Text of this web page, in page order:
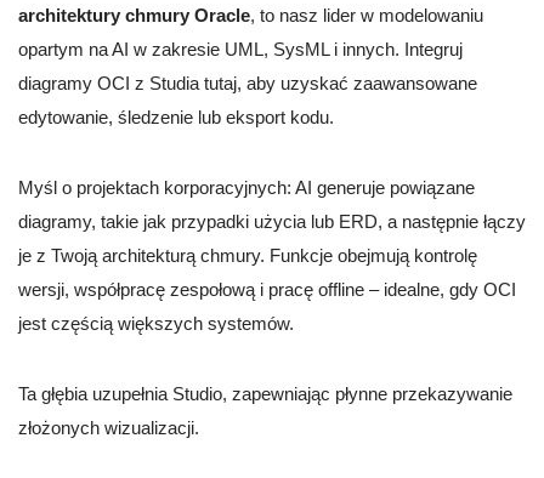
architektury chmury Oracle, to nasz lider w modelowaniu
opartym na AI w zakresie UML, SysML i innych. Integruj
diagramy OCI z Studia tutaj, aby uzyskać zaawansowane
edytowanie, śledzenie lub eksport kodu.
Myśl o projektach korporacyjnych: AI generuje powiązane
diagramy, takie jak przypadki użycia lub ERD, a następnie łączy
je z Twoją architekturą chmury. Funkcje obejmują kontrolę
wersji, współpracę zespołową i pracę offline – idealne, gdy OCI
jest częścią większych systemów.
Ta głębia uzupełnia Studio, zapewniając płynne przekazywanie
złożonych wizualizacji.